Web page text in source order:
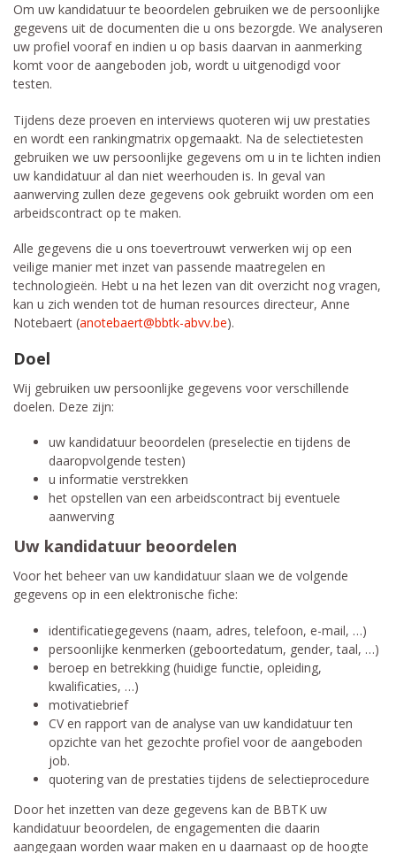
Om uw kandidatuur te beoordelen gebruiken we de persoonlijke
gegevens uit de documenten die u ons bezorgde. We analyseren
uw profiel vooraf en indien u op basis daarvan in aanmerking
komt voor de aangeboden job, wordt u uitgenodigd voor
testen.
Tijdens deze proeven en interviews quoteren wij uw prestaties
en wordt een rankingmatrix opgemaakt. Na de selectietesten
gebruiken we uw persoonlijke gegevens om u in te lichten indien
uw kandidatuur al dan niet weerhouden is. In geval van
aanwerving zullen deze gegevens ook gebruikt worden om een
arbeidscontract op te maken.
Alle gegevens die u ons toevertrouwt verwerken wij op een
veilige manier met inzet van passende maatregelen en
technologieën. Hebt u na het lezen van dit overzicht nog vragen,
kan u zich wenden tot de human resources directeur, Anne
Notebaert (anotebaert@bbtk-abvv.be).
Doel
Wij gebruiken uw persoonlijke gegevens voor verschillende
doelen. Deze zijn:
uw kandidatuur beoordelen (preselectie en tijdens de
daaropvolgende testen)
u informatie verstrekken
het opstellen van een arbeidscontract bij eventuele
aanwerving
Uw kandidatuur beoordelen
Voor het beheer van uw kandidatuur slaan we de volgende
gegevens op in een elektronische fiche:
identificatiegegevens (naam, adres, telefoon, e-mail, …)
persoonlijke kenmerken (geboortedatum, gender, taal, …)
beroep en betrekking (huidige functie, opleiding,
kwalificaties, …)
motivatiebrief
CV en rapport van de analyse van uw kandidatuur ten
opzichte van het gezochte profiel voor de aangeboden
job.
quotering van de prestaties tijdens de selectieprocedure
Door het inzetten van deze gegevens kan de BBTK uw
kandidatuur beoordelen, de engagementen die daarin
aangegaan worden waar maken en u daarnaast op de hoogte